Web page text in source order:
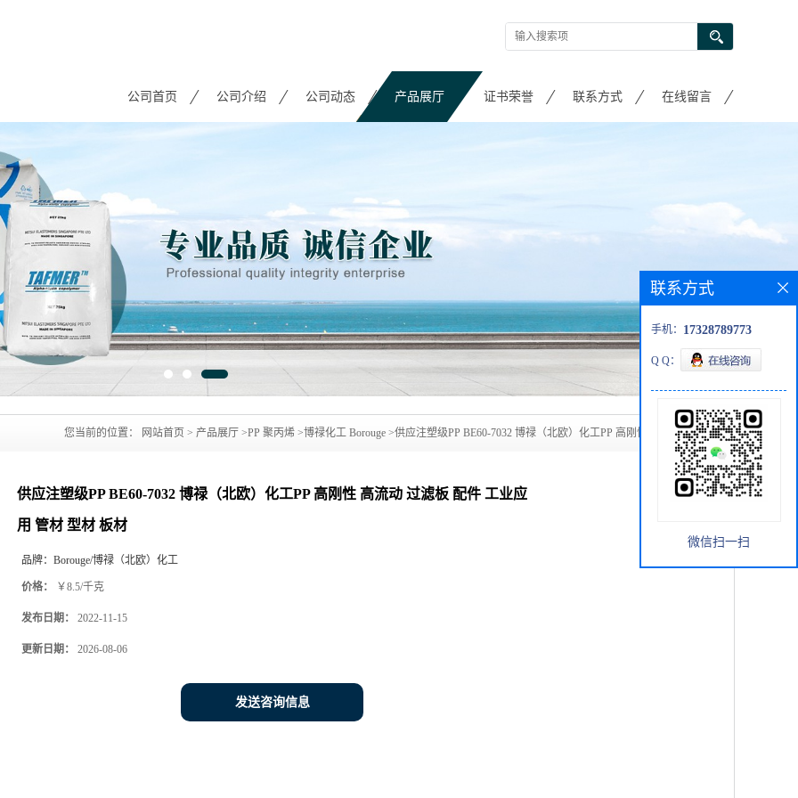
公司首页 公司介绍 公司动态 产品展厅 证书荣誉 联系方式 在线留言
您当前的位置： 网站首页 > 产品展厅 >PP 聚丙烯 >博禄化工 Borouge >供应注塑级PP BE60-7032 博禄（北欧）化工PP 高刚性 高流动
供应注塑级PP BE60-7032 博禄（北欧）化工PP 高刚性 高流动 过滤板 配件 工业应
用 管材 型材 板材
品牌： Borouge/博禄（北欧）化工
价格： ￥8.5/千克
发布日期： 2022-11-15
更新日期： 2026-08-06
发送咨询信息
联系方式
手机： 17328789773
Q Q：
微信扫一扫